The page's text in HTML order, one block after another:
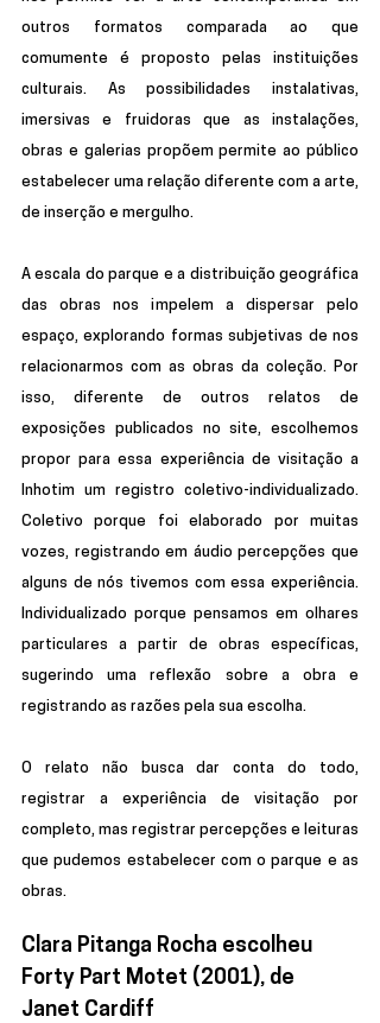
outros formatos comparada ao que
comumente é proposto pelas instituições
culturais. As possibilidades instalativas,
imersivas e fruidoras que as instalações,
obras e galerias propõem permite ao público
estabelecer uma relação diferente com a arte,
de inserção e mergulho.
A escala do parque e a distribuição geográfica
das obras nos impelem a dispersar pelo
espaço, explorando formas subjetivas de nos
relacionarmos com as obras da coleção. Por
isso, diferente de outros relatos de
exposições publicados no site, escolhemos
propor para essa experiência de visitação a
Inhotim um registro coletivo-individualizado.
Coletivo porque foi elaborado por muitas
vozes, registrando em áudio percepções que
alguns de nós tivemos com essa experiência.
Individualizado porque pensamos em olhares
particulares a partir de obras específicas,
sugerindo uma reflexão sobre a obra e
registrando as razões pela sua escolha.
O relato não busca dar conta do todo,
registrar a experiência de visitação por
completo, mas registrar percepções e leituras
que pudemos estabelecer com o parque e as
obras.
Clara Pitanga Rocha escolheu
Forty Part Motet (2001), de
Janet Cardiff